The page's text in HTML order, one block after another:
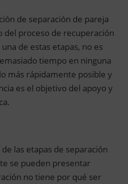
de separación de pareja
del proceso de recuperación
de estas etapas, no es
tiempo en ninguna
más rápidamente posible y
es el objetivo del apoyo y
las etapas de separación
se pueden presentar
no tiene por qué ser